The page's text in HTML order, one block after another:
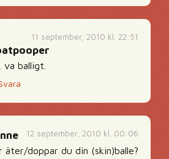
11 september, 2010 kl. 22:51
va balligt.
12 september, 2010 kl. 00:06
äter/doppar du din (skin)balle?